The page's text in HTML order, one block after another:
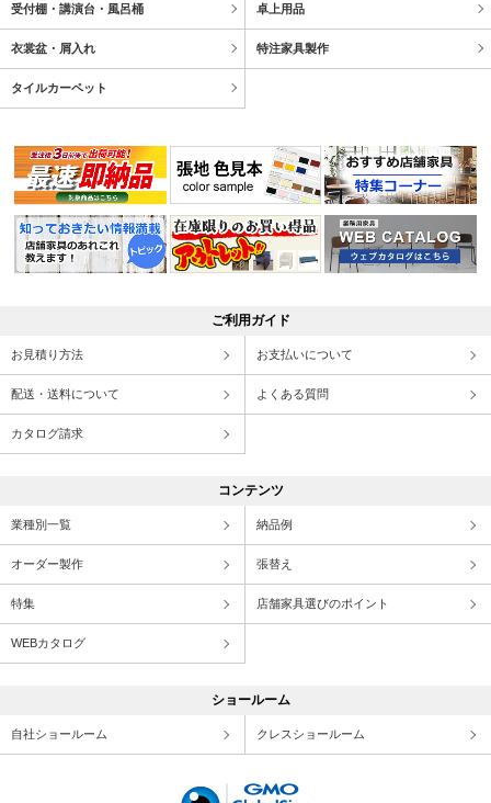
受付棚・講演台・風呂桶 卓上用品
衣裳盆・屑入れ 特注家具製作
タイルカーペット
ご利用ガイド
お見積り方法 お支払いについて
配送・送料について よくある質問
カタログ請求
コンテンツ
業種別一覧 納品例
オーダー製作 張替え
特集 店舗家具選びのポイント
WEBカタログ
ショールーム
自社ショールーム クレスショールーム